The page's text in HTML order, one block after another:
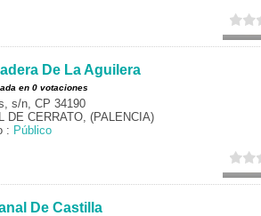
Eleccion de universidad
De La Aguilera
en 0 votaciones
s/n, CP 34190
DE CERRATO, (PALENCIA)
: Público
De Castilla